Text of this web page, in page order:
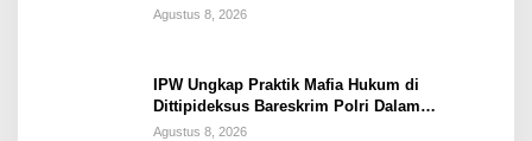
Tahun 2017
Agustus 8, 2026
IPW Ungkap Praktik Mafia Hukum di
Dittipideksus Bareskrim Polri Dalam
Penanganan Kasus PT ARA
Agustus 8, 2026